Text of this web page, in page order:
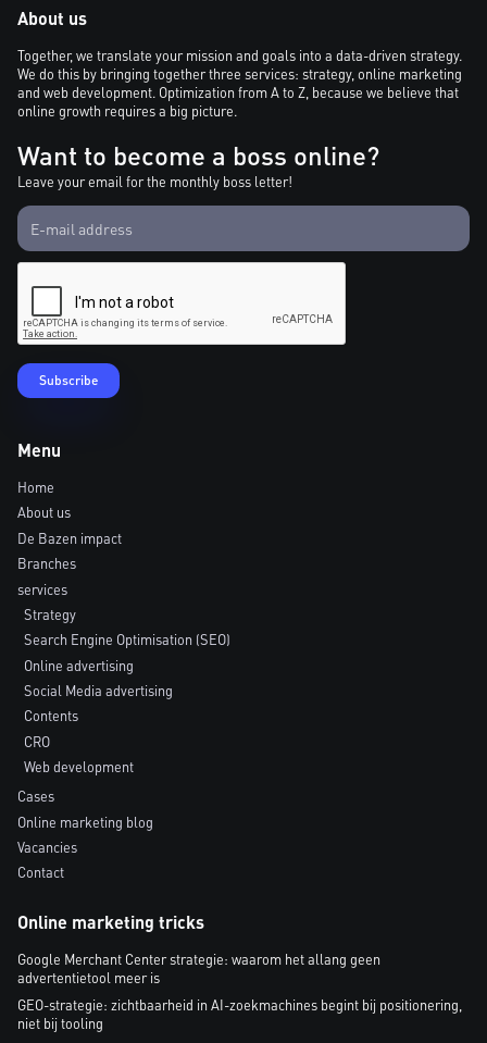
About us
Together, we translate your mission and goals into a data-driven strategy.
We do this by bringing together three services: strategy, online marketing
and web development. Optimization from A to Z, because we believe that
online growth requires a big picture.
Want to become a boss online?
Leave your email for the monthly boss letter!
Menu
Home
About us
De Bazen impact
Branches
services
Strategy
Search Engine Optimisation (SEO)
Online advertising
Social Media advertising
Contents
CRO
Web development
Cases
Online marketing blog
Vacancies
Contact
Online marketing tricks
Google Merchant Center strategie: waarom het allang geen
advertentietool meer is
GEO-strategie: zichtbaarheid in AI-zoekmachines begint bij positionering,
niet bij tooling